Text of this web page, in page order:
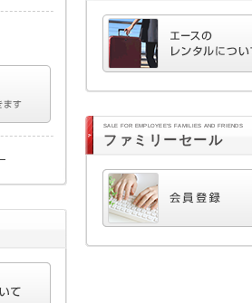
SALE FOR EMPLOYEE'S FAMILIES AND FRIENDS
ファミリーセール